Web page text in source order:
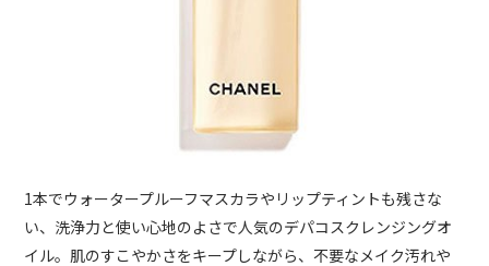
1本でウォータープルーフマスカラやリップティントも残さな
い、洗浄力と使い心地のよさで人気のデパコスクレンジングオ
イル。肌のすこやかさをキープしながら、不要なメイク汚れや